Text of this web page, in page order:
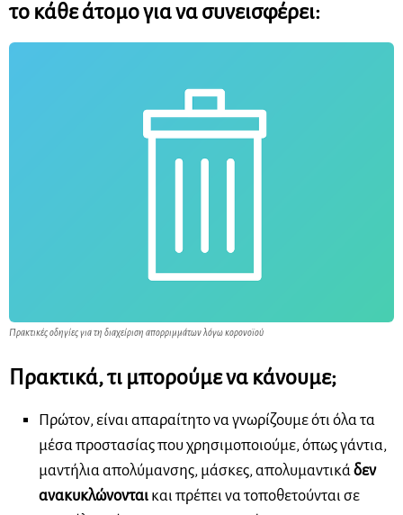
το κάθε άτομο για να συνεισφέρει:
Πρακτικές οδηγίες για τη διαχείριση απορριμμάτων λόγω κορονοϊού
Πρακτικά, τι μπορούμε να κάνουμε;
Πρώτον, είναι απαραίτητο να γνωρίζουμε ότι όλα τα
μέσα προστασίας που χρησιμοποιούμε, όπως γάντια,
μαντήλια απολύμανσης, μάσκες, απολυμαντικά δεν
ανακυκλώνονται και πρέπει να τοποθετούνται σε